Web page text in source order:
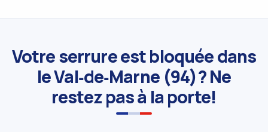
Votre serrure est bloquée dans
le Val‑de‑Marne (94)? Ne
restez pas à la porte!